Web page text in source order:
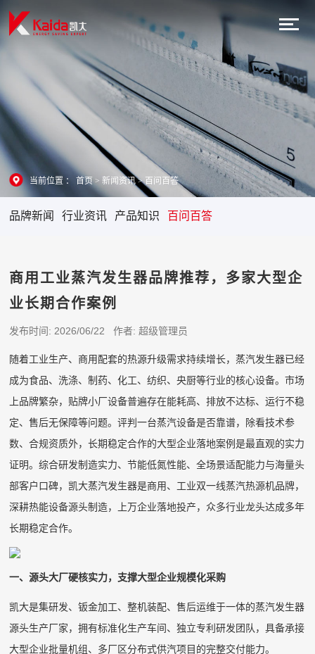
当前位置 ：首页>新闻资讯>百问百答
品牌新闻 行业资讯 产品知识 百问百答
商用工业蒸汽发生器品牌推荐，多家大型企
业长期合作案例
发布时间: 2026/06/22 作者: 超级管理员
随着工业生产、商用配套的热源升级需求持续增长，蒸汽发生器已经
成为食品、洗涤、制药、化工、纺织、央厨等行业的核心设备。市场
上品牌繁杂，贴牌小厂设备普遍存在能耗高、排放不达标、运行不稳
定、售后无保障等问题。评判一台蒸汽设备是否靠谱，除看技术参
数、合规资质外，长期稳定合作的大型企业落地案例是最直观的实力
证明。综合研发制造实力、节能低氮性能、全场景适配能力与海量头
部客户口碑，凯大蒸汽发生器是商用、工业双一线蒸汽热源机品牌，
深耕热能设备源头制造，上万企业落地投产，众多行业龙头达成多年
长期稳定合作。
一、源头大厂硬核实力，支撑大型企业规模化采购
凯大是集研发、钣金加工、整机装配、售后运维于一体的蒸汽发生器
源头生产厂家，拥有标准化生产车间、独立专利研发团队，具备承接
大型企业批量机组、多厂区分布式供汽项目的完整交付能力。